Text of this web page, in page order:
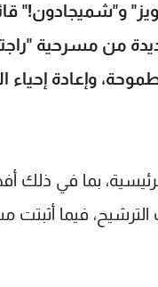
و"شميجادون!"
وإعادة
الرئيسية، بما في
فيما أثبتت